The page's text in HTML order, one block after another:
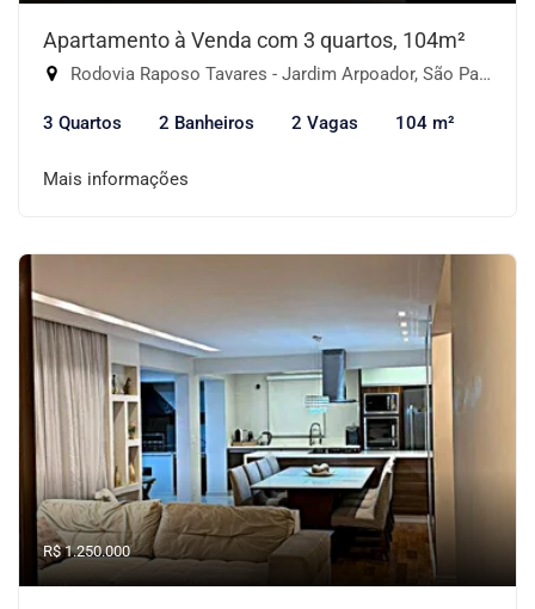
Apartamento à Venda com 3 quartos, 104m²
Rodovia Raposo Tavares - Jardim Arpoador, São Paulo-SP
3 Quartos 2 Banheiros 2 Vagas 104 m²
Mais informações
R$ 1.250.000